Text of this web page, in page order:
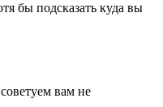
бы подсказать куда вы
вам не